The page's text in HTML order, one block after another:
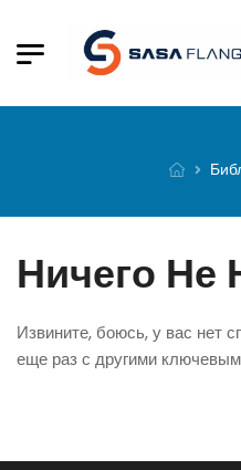
Ничего Не
Извините, боюсь, у вас нет
еще раз с другими